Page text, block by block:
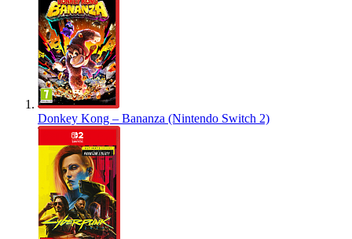
Donkey Kong – Bananza (Nintendo Switch 2)